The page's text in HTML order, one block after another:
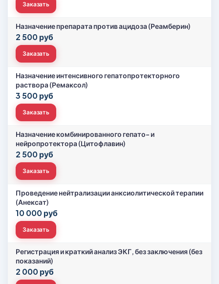
Заказать
Назначение препарата против ацидоза (Реамберин)
2 500 руб
Заказать
Назначение интенсивного гепатопротекторного
раствора (Ремаксол)
3 500 руб
Заказать
Назначение комбинированного гепато- и
нейропротектора (Цитофлавин)
2 500 руб
Заказать
Проведение нейтрализации анксиолитической терапии
(Анексат)
10 000 руб
Заказать
Регистрация и краткий анализ ЭКГ, без заключения (без
показаний)
2 000 руб